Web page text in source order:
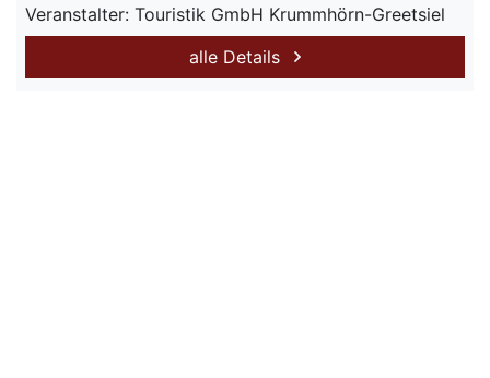
Veranstalter: Touristik GmbH Krummhörn-Greetsiel
alle Details